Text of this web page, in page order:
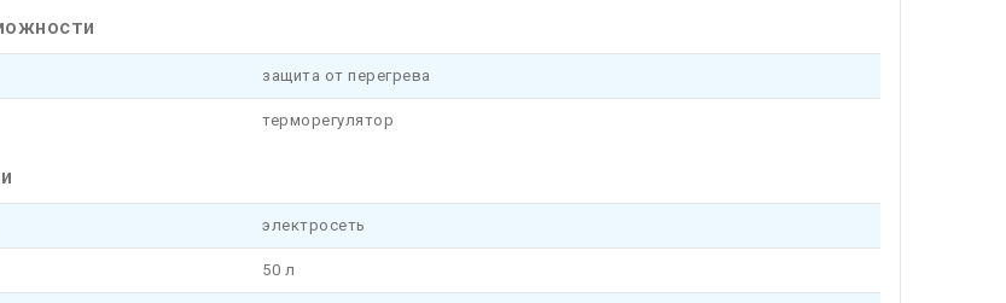
защита от перегрева
терморегулятор
электросеть
50 л